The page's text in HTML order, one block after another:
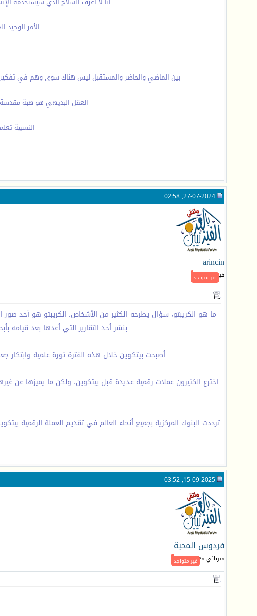
الأمر
بين الماضي والحاضر والمستقبل ليس هناك سوى وهم في تفكير
العقل البديهي هو هبة
النسبية
arincin
غير متواجد
فيزيائي نشط
بنشر أحد التقارير التي أعدها بعد قيامه
أصبحت بيتكوين خلال هذه الفترة ثورة علمية
اخترع الكثيرون عملات رقمية عديدة قبل بيتكوين، ولكن ما يميزها عن
ترددت البنوك المركزية بجميع أنحاء العالم في تقديم العملة
فردوس المحبة
غير متواجدفيزيائي فعال